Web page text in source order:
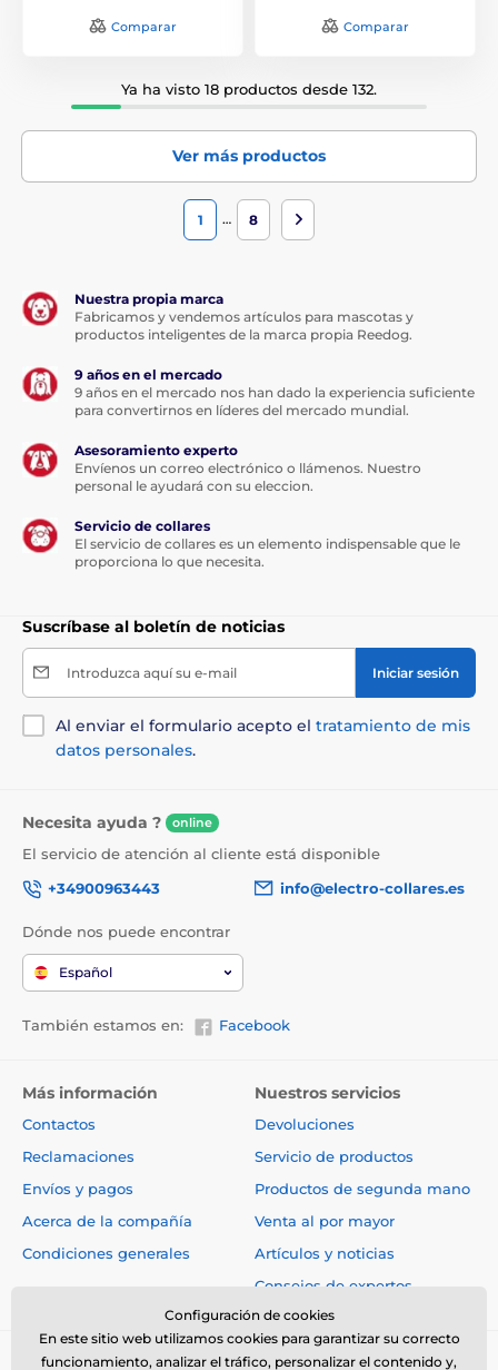
Comparar Comparar
Ya ha visto 18 productos desde 132.
Ver más productos
1 … 8
Nuestra propia marca
Fabricamos y vendemos artículos para mascotas y
productos inteligentes de la marca propia Reedog.
9 años en el mercado
9 años en el mercado nos han dado la experiencia suficiente
para convertirnos en líderes del mercado mundial.
Asesoramiento experto
Envíenos un correo electrónico o llámenos. Nuestro
personal le ayudará con su eleccion.
Servicio de collares
El servicio de collares es un elemento indispensable que le
proporciona lo que necesita.
Suscríbase al boletín de noticias
Introduzca aquí su e-mail Iniciar sesión
Al enviar el formulario acepto el tratamiento de mis
datos personales.
Necesita ayuda ? online
El servicio de atención al cliente está disponible
+34900963443
info@electro-collares.es
Dónde nos puede encontrar
Español
También estamos en: Facebook
Más información
Contactos
Reclamaciones
Envíos y pagos
Acerca de la compañía
Condiciones generales
Nuestros servicios
Devoluciones
Servicio de productos
Productos de segunda mano
Venta al por mayor
Artículos y noticias
Consejos de expertos
Configuración de cookies
En este sitio web utilizamos cookies para garantizar su correcto
funcionamiento, analizar el tráfico, personalizar el contenido y,